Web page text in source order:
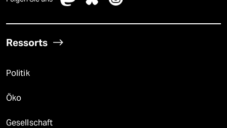
Ressorts
Politik
Öko
Gesellschaft